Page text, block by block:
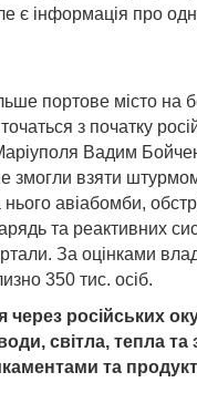
є інформація про
портове місто на
з початку
Вадим
змогли взяти
авіабомби,
та реактивних
За оцінками
350 тис. осіб.
через російських
світла, тепла та
та